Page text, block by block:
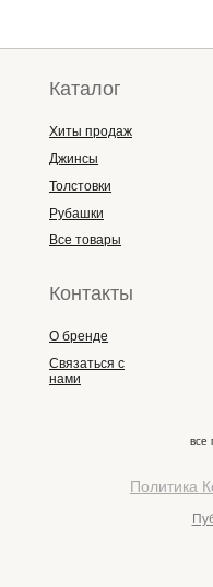
все
Политика
Каталог
Хиты продаж
Джинсы
Толстовки
Рубашки
Все товары
О бренде
Связаться с
нами
Контакты